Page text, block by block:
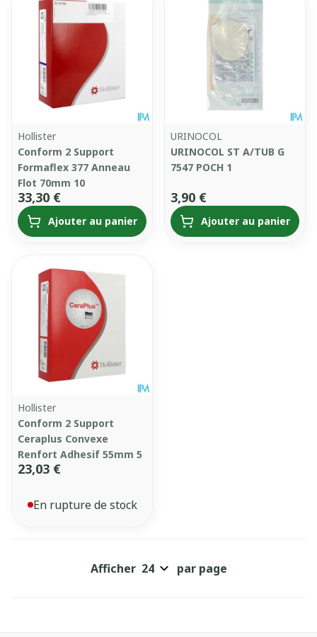
Hollister
Conform 2 Support
Formaflex 377 Anneau
Flot 70mm 10
33,30 €
Ajouter au panier
URINOCOL
URINOCOL ST A/TUB G
7547 POCH 1
3,90 €
Ajouter au panier
Hollister
Conform 2 Support
Ceraplus Convexe
Renfort Adhesif 55mm 5
23,03 €
En rupture de stock
Afficher par page